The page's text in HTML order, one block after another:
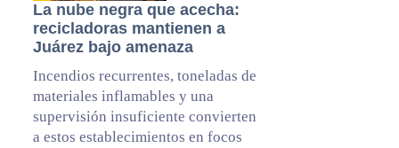
La nube negra que acecha:
recicladoras mantienen a
Juárez bajo amenaza
Incendios recurrentes, toneladas de
materiales inflamables y una
supervisión insuficiente convierten
a estos establecimientos en focos